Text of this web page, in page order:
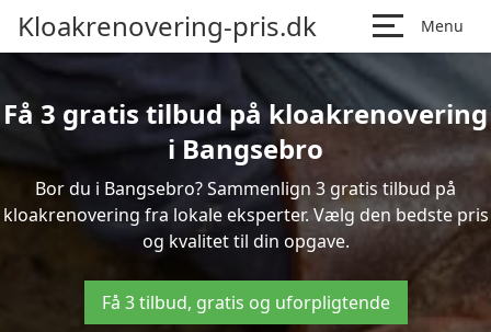
Kloakrenovering-pris.dk Menu
Få 3 gratis tilbud på kloakrenovering
i Bangsebro
Bor du i Bangsebro? Sammenlign 3 gratis tilbud på
kloakrenovering fra lokale eksperter. Vælg den bedste pris
og kvalitet til din opgave.
Få 3 tilbud, gratis og uforpligtende